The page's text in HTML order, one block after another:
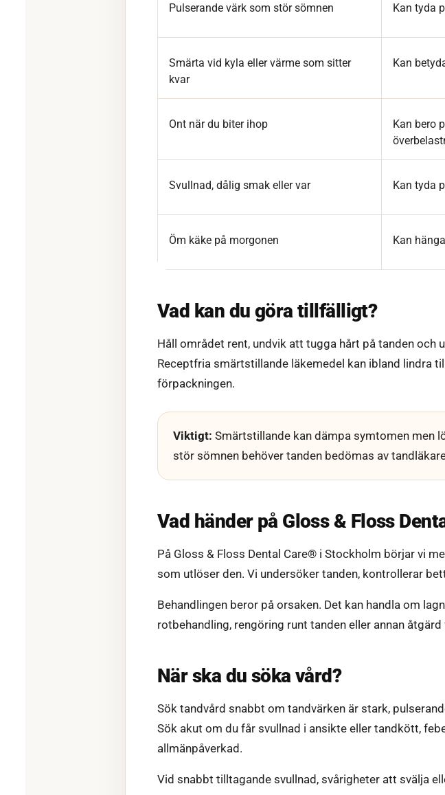
Pulserande värk som stör sömnen Kan tyda
Smärta vid kyla eller värme som sitter
kvar
Kan
Ont när du biter ihop
Kan bero
Svullnad, dålig smak eller var Kan tyda
Öm käke på morgonen Kan
Vad kan du göra tillfälligt?
Håll området rent, undvik att tugga hårt på tanden
Receptfria smärtstillande läkemedel kan ibland lindra
förpackningen.
Viktigt: Smärtstillande kan dämpa symtomen men
stör sömnen behöver tanden bedömas av
Vad händer på Gloss & Floss
På Gloss & Floss Dental Care® i Stockholm börjar vi
som utlöser den. Vi undersöker tanden, kontrollerar
Behandlingen beror på orsaken. Det kan handla om
rotbehandling, rengöring runt tanden eller annan
När ska du söka vård?
Sök tandvård snabbt om tandvärken är stark,
Sök akut om du får svullnad i ansikte eller tandkött,
allmänpåverkad.
Vid snabbt tilltagande svullnad, svårigheter att svälja